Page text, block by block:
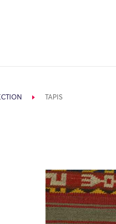
TAPIS